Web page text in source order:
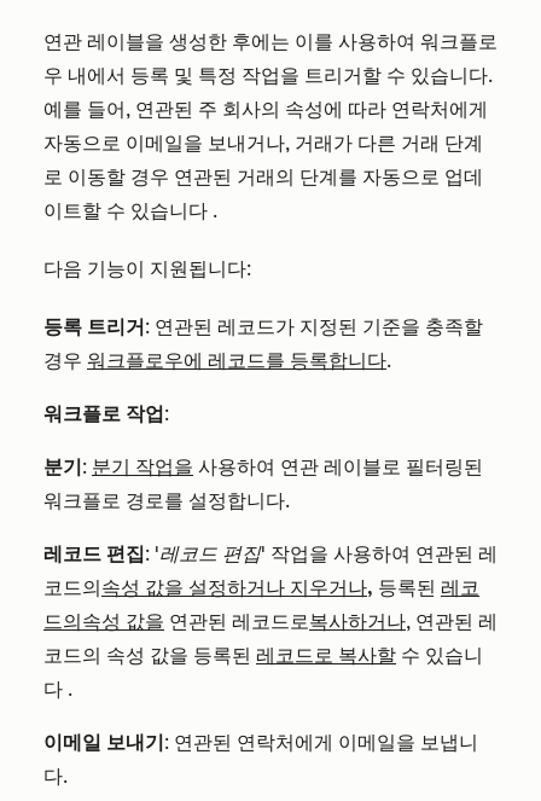
연관 레이블을 생성한 후에는 이를 사용하여 워크플로
우 내에서 등록 및 특정 작업을 트리거할 수 있습니다.
예를 들어, 연관된 주 회사의 속성에 따라 연락처에게
자동으로 이메일을 보내거나, 거래가 다른 거래 단계
로 이동할 경우 연관된 거래의 단계를 자동으로 업데
이트할 수 있습니다 .
다음 기능이 지원됩니다:
등록 트리거: 연관된 레코드가 지정된 기준을 충족할
경우 워크플로우에 레코드를 등록합니다.
워크플로 작업:
분기: 분기 작업을 사용하여 연관 레이블로 필터링된
워크플로 경로를 설정합니다.
레코드 편집: '레코드 편집' 작업을 사용하여 연관된 레
코드의속성 값을 설정하거나 지우거나, 등록된 레코
드의속성 값을 연관된 레코드로복사하거나, 연관된 레
코드의 속성 값을 등록된 레코드로 복사할 수 있습니
다 .
이메일 보내기: 연관된 연락처에게 이메일을 보냅니
다.